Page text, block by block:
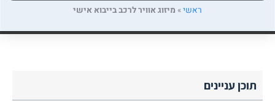
מיזוג אוויר לרכב בייבוא אישי